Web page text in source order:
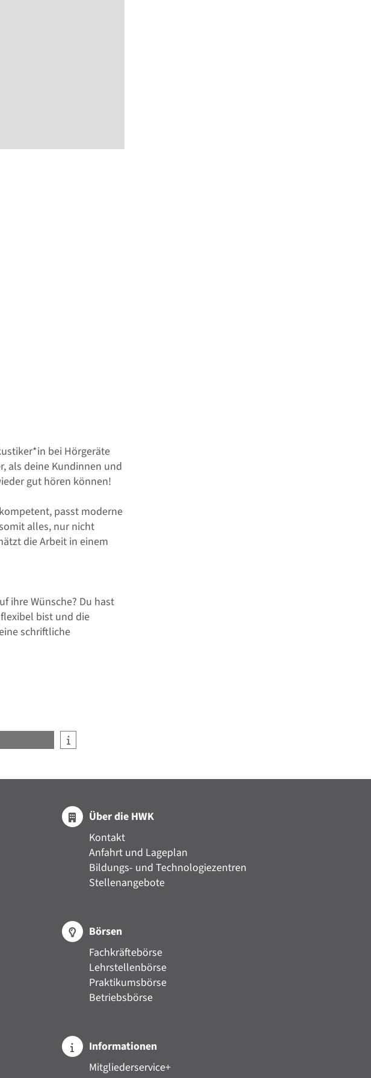
bei Hörgeräte
als deine Kundinnen und
gut hören können!
passt moderne
alles, nur nicht
die Arbeit in einem
ihre Wünsche? Du hast
bist und die
schriftliche
Über die HWK
Kontakt
Anfahrt und Lageplan
Bildungs- und Technologiezentren
Stellenangebote
Börsen
Fachkräftebörse
Lehrstellenbörse
Praktikumsbörse
Betriebsbörse
Informationen
Mitgliederservice+